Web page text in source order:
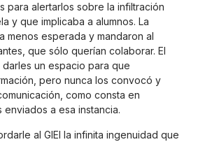
para alertarlos sobre la infiltración
y que implicaba a alumnos. La
menos esperada y mandaron al
que sólo querían colaborar. El
un espacio para que
pero nunca los convocó y
como consta en
a esa instancia.
al GIEI la infinita ingenuidad que